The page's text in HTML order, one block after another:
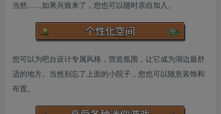
当然……如果兴致来了，您也可以随时亲自加入。
您可以为吧台设计专属风格，营造氛围，让它成为湖边最舒
适的地方。当然别忘了上面的小院子，您也可以随意装饰和
布置。